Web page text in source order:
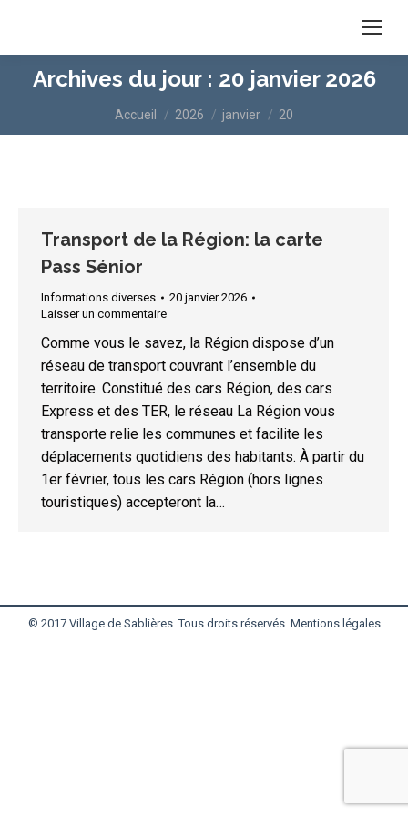
Archives du jour : 20 janvier 2026
Vous êtes ici :
Accueil 2026 janvier 20
Transport de la Région: la carte
Pass Sénior
Informations diverses
20 janvier 2026
Laisser un commentaire
Comme vous le savez, la Région dispose d’un
réseau de transport couvrant l’ensemble du
territoire. Constitué des cars Région, des cars
Express et des TER, le réseau La Région vous
transporte relie les communes et facilite les
déplacements quotidiens des habitants. À partir du
1er février, tous les cars Région (hors lignes
touristiques) accepteront la…
© 2017 Village de Sablières. Tous droits réservés. Mentions légales